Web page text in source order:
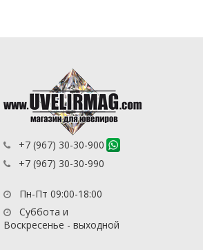
+7 (967) 30-30-900
+7 (967) 30-30-990
Пн-Пт 09:00-18:00
Суббота и
Воскресенье - выходной